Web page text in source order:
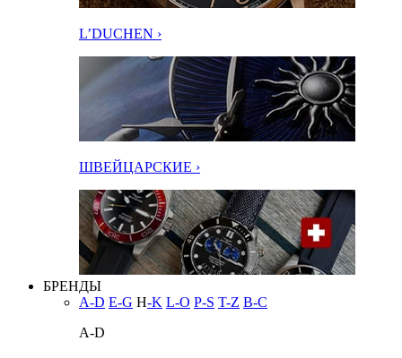
L’DUCHEN ›
ШВЕЙЦАРСКИЕ ›
БРЕНДЫ
A-D E-G H-K L-O P-S T-Z В-С
A-D